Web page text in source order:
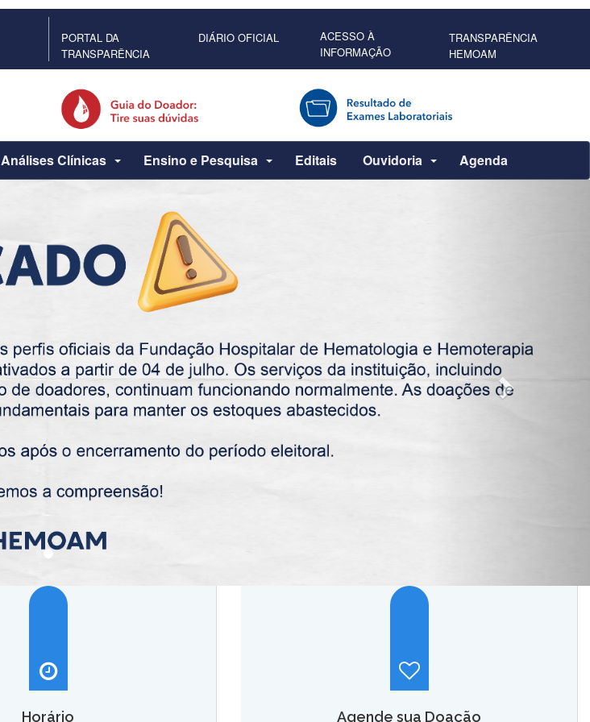
PORTAL DA
TRANSPARÊNCIA
DIÁRIO OFICIAL
ACESSO À
INFORMAÇÃO
TRANSPARÊNCIA
HEMOAM
Análises Clínicas Ensino e Pesquisa Editais Ouvidoria Agenda
Horário Agende sua Doação